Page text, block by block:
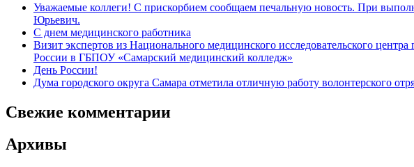
Уважаемые коллеги! С прискорбием сообщаем печальную новость. При
Юрьевич.
С днем медицинского работника
Визит экспертов из Национального медицинского исследовательского
России в ГБПОУ «Самарский медицинский колледж»
День России!
Дума городского округа Самара отметила отличную работу волонтерского
Свежие комментарии
Архивы